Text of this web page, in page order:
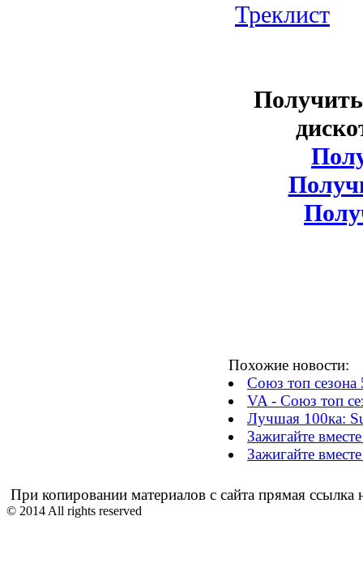
Треклист
Похожие новости:
Союз топ сезона
VA - Союз топ
Лучшая 100ка:
Зажигайте
Зажигайте
При копировании материалов с сайта прямая ссылка
© 2014 All rights reserved